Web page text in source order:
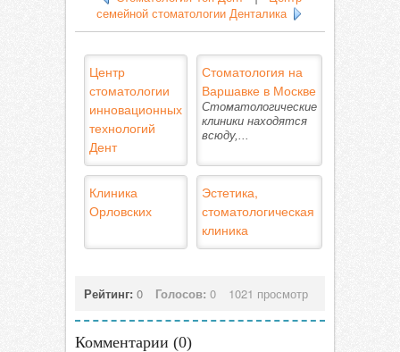
семейной стоматологии Денталика
Центр
стоматологии
инновационных
технологий
Дент
Стоматология на
Варшавке в Москве
Стоматологические
клиники находятся
всюду,...
Клиника
Орловских
Эстетика,
стоматологическая
клиника
Рейтинг: 0 Голосов: 0 1021 просмотр
Комментарии (0)